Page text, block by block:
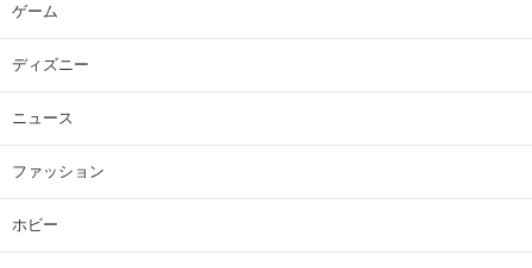
ゲーム
ディズニー
ニュース
ファッション
ホビー